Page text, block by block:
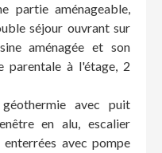
partie aménageable,
séjour ouvrant sur
aménagée et son
parentale à l'étage, 2
avec puit
en alu, escalier
avec pompe